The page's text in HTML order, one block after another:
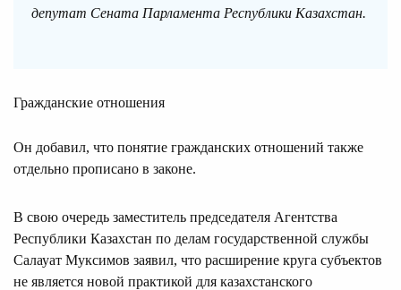
депутат Сената Парламента Республики Казахстан.
Гражданские отношения
Он добавил, что понятие гражданских отношений также
отдельно прописано в законе.
В свою очередь заместитель председателя Агентства
Республики Казахстан по делам государственной службы
Салауат Муксимов заявил, что расширение круга субъектов
не является новой практикой для казахстанского